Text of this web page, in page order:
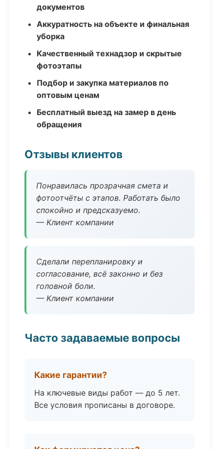
документов
Аккуратность на объекте и финальная
уборка
Качественный технадзор и скрытые
фотоэтапы
Подбор и закупка материалов по
оптовым ценам
Бесплатный выезд на замер в день
обращения
Отзывы клиентов
Понравилась прозрачная смета и
фотоотчёты с этапов. Работать было
спокойно и предсказуемо.
— Клиент компании
Сделали перепланировку и
согласование, всё законно и без
головной боли.
— Клиент компании
Часто задаваемые вопросы
Какие гарантии?
На ключевые виды работ — до 5 лет.
Все условия прописаны в договоре.